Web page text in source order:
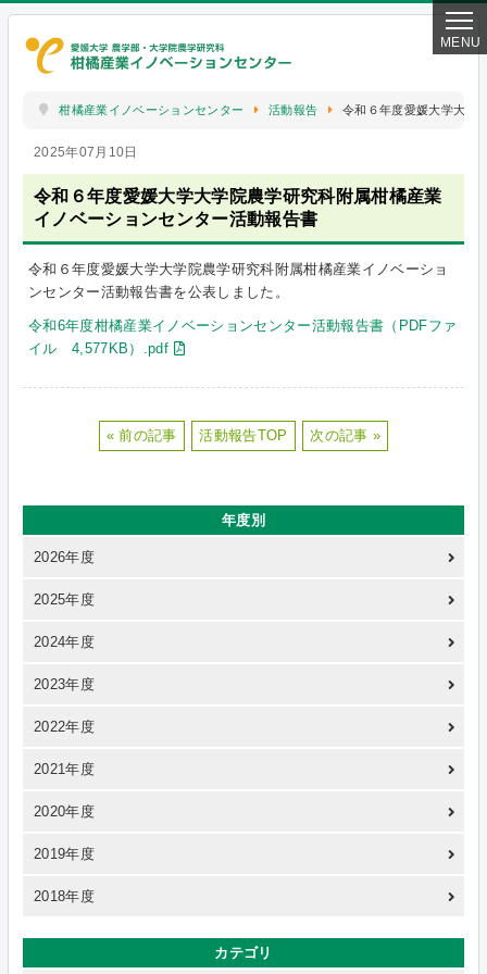
柑橘産業イノベーションセンター 活動報告 令和６年度愛媛大学大学
2025年07月10日
令和６年度愛媛大学大学院農学研究科附属柑橘産業
イノベーションセンター活動報告書
令和６年度愛媛大学大学院農学研究科附属柑橘産業イノベーショ
ンセンター活動報告書を公表しました。
令和6年度柑橘産業イノベーションセンター活動報告書（PDFファ
イル 4,577KB）.pdf
« 前の記事 活動報告TOP 次の記事 »
年度別
2026年度
2025年度
2024年度
2023年度
2022年度
2021年度
2020年度
2019年度
2018年度
カテゴリ